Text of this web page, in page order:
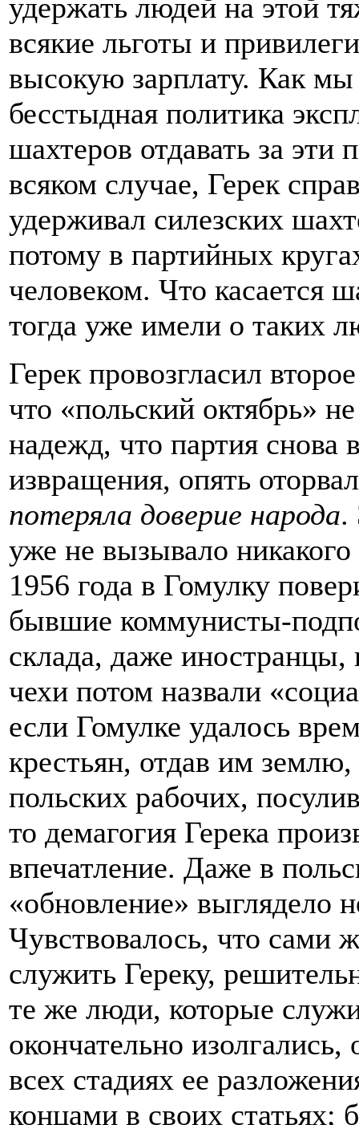
удержать людей на этой
всякие льготы и
высокую зарплату. Как
бесстыдная политика
шахтеров отдавать за эти
всяком случае, Герек
удерживал силезских
потому в партийных
человеком. Что касается
тогда уже имели о таких
Герек провозгласил
что «польский октябрь»
надежд, что партия снова
извращения, опять
потеряла доверие народа.
уже не вызывало
1956 года в Гомулку
бывшие коммунисты-
склада, даже
чехи потом назвали
если Гомулке удалось
крестьян, отдав им
польских рабочих,
то демагогия Герека
впечатление. Даже в
«обновление» выглядело
Чувствовалось, что сами
служить Гереку,
те же люди, которые
окончательно
всех стадиях ее
концами в своих статьях;